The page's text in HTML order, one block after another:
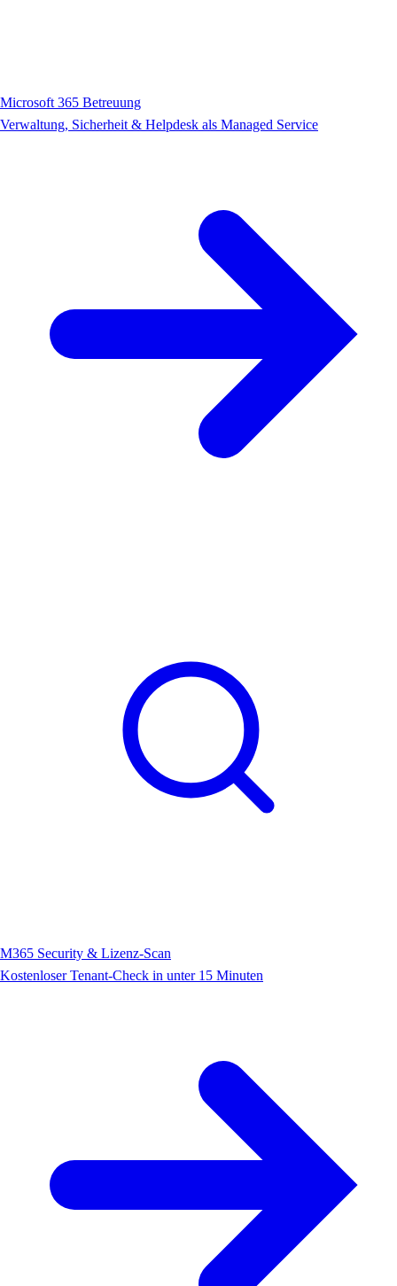
Microsoft 365 Betreuung
Verwaltung, Sicherheit & Helpdesk als Managed Service
M365 Security & Lizenz-Scan
Kostenloser Tenant-Check in unter 15 Minuten